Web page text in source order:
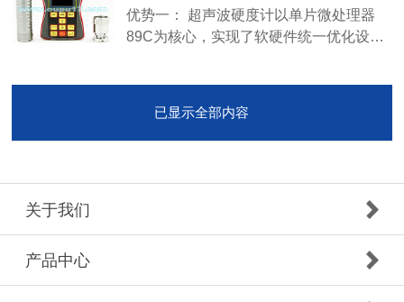
优势一： 超声波硬度计以单片微处理器
89C为核心，实现了软硬件统一优化设…
已显示全部内容
关于我们
产品中心